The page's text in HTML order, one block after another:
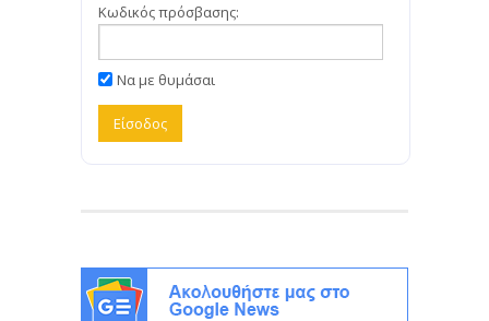
Κωδικός πρόσβασης:
Να με θυμάσαι